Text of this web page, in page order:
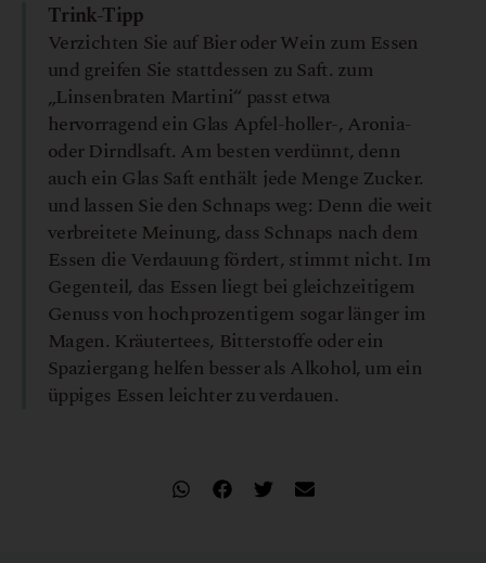
Trink-Tipp
Verzichten Sie auf Bier oder Wein zum Essen
und greifen Sie stattdessen zu Saft. zum
„Linsenbraten Martini“ passt etwa
hervorragend ein Glas Apfel-holler-, Aronia-
oder Dirndlsaft. Am besten verdünnt, denn
auch ein Glas Saft enthält jede Menge Zucker.
und lassen Sie den Schnaps weg: Denn die weit
verbreitete Meinung, dass Schnaps nach dem
Essen die Verdauung fördert, stimmt nicht. Im
Gegenteil, das Essen liegt bei gleichzeitigem
Genuss von hochprozentigem sogar länger im
Magen. Kräutertees, Bitterstoffe oder ein
Spaziergang helfen besser als Alkohol, um ein
üppiges Essen leichter zu verdauen.